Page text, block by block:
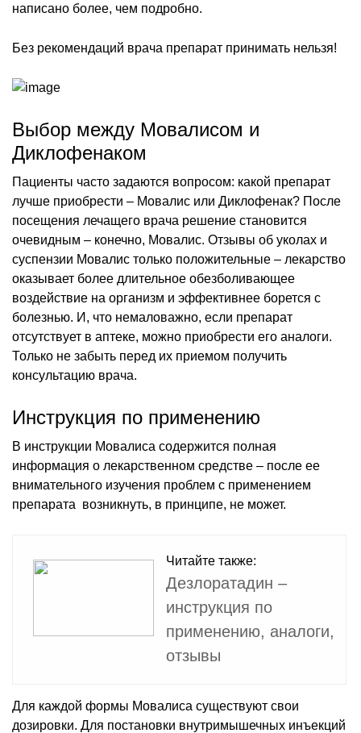
написано более, чем подробно.
Без рекомендаций врача препарат принимать нельзя!
Выбор между Мовалисом и
Диклофенаком
Пациенты часто задаются вопросом: какой препарат
лучше приобрести – Мовалис или Диклофенак? После
посещения лечащего врача решение становится
очевидным – конечно, Мовалис. Отзывы об уколах и
суспензии Мовалис только положительные – лекарство
оказывает более длительное обезболивающее
воздействие на организм и эффективнее борется с
болезнью. И, что немаловажно, если препарат
отсутствует в аптеке, можно приобрести его аналоги.
Только не забыть перед их приемом получить
консультацию врача.
Инструкция по применению
В инструкции Мовалиса содержится полная
информация о лекарственном средстве – после ее
внимательного изучения проблем с применением
препарата возникнуть, в принципе, не может.
Читайте также:
Дезлоратадин –
инструкция по
применению, аналоги,
отзывы
Для каждой формы Мовалиса существуют свои
дозировки. Для постановки внутримышечных инъекций